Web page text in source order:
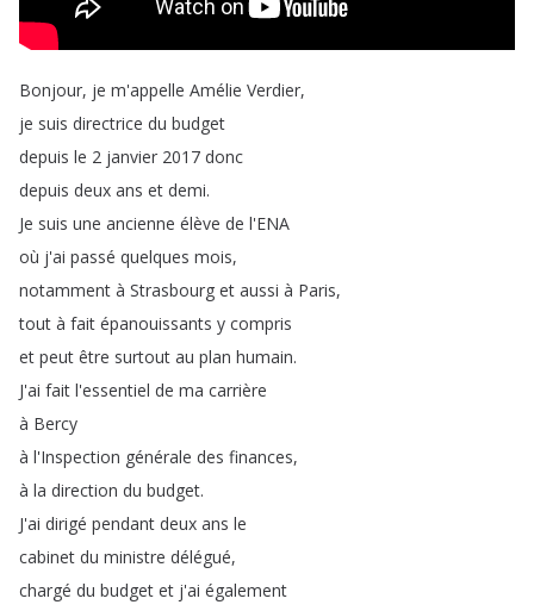
Bonjour, je m'appelle Amélie Verdier,
je suis directrice du budget
depuis le 2 janvier 2017 donc
depuis deux ans et demi.
Je suis une ancienne élève de l'ENA
où j'ai passé quelques mois,
notamment à Strasbourg et aussi à Paris,
tout à fait épanouissants y compris
et peut être surtout au plan humain.
J'ai fait l'essentiel de ma carrière
à Bercy
à l'Inspection générale des finances,
à la direction du budget.
J'ai dirigé pendant deux ans le
cabinet du ministre délégué,
chargé du budget et j'ai également